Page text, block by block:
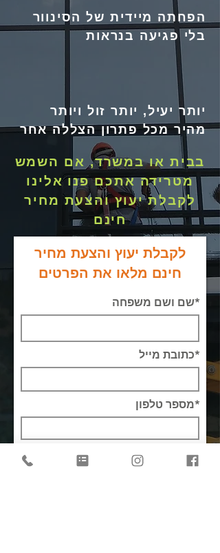
הפחתה מיידית של הסינוור
בלי פגיעה בנראות
יותר יעיל, יותר זול ויותר
מהיר מכל פתרון הצללה אחר
בבית או במשרד, אם השמש
מטרידה אתכםפנו אלינו
לקבלת יעוץ והצעת מחיר
חינם
לקבלת יעוץ והצעת מחיר
חינם מלאו את הפרטים
*שם ושם משפחה
*כתובת מייל
*מספר טלפון
שלח לקבלת הצעת מחיר חינם